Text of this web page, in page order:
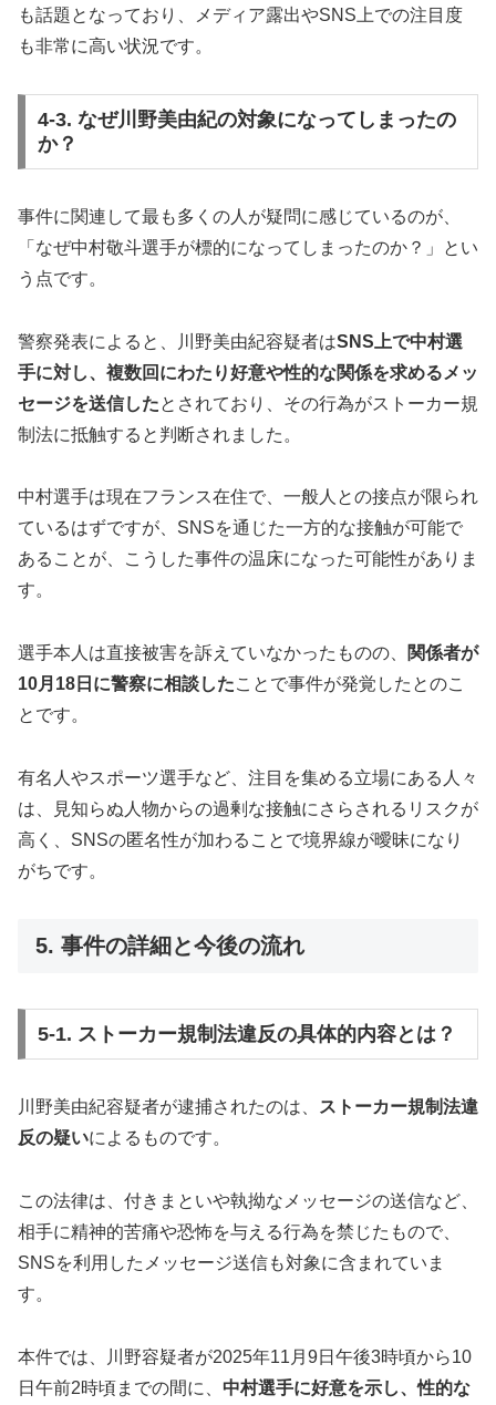
も話題となっており、メディア露出やSNS上での注目度
も非常に高い状況です。
4-3. なぜ川野美由紀の対象になってしまったの
か？
事件に関連して最も多くの人が疑問に感じているのが、
「なぜ中村敬斗選手が標的になってしまったのか？」とい
う点です。
警察発表によると、川野美由紀容疑者はSNS上で中村選
手に対し、複数回にわたり好意や性的な関係を求めるメッ
セージを送信したとされており、その行為がストーカー規
制法に抵触すると判断されました。
中村選手は現在フランス在住で、一般人との接点が限られ
ているはずですが、SNSを通じた一方的な接触が可能で
あることが、こうした事件の温床になった可能性がありま
す。
選手本人は直接被害を訴えていなかったものの、
関係者が
10月18日に警察に相談したことで事件が発覚したとのこ
とです。
有名人やスポーツ選手など、注目を集める立場にある人々
は、見知らぬ人物からの過剰な接触にさらされるリスクが
高く、SNSの匿名性が加わることで境界線が曖昧になり
がちです。
5. 事件の詳細と今後の流れ
5-1. ストーカー規制法違反の具体的内容とは？
川野美由紀容疑者が逮捕されたのは、
ストーカー規制法違
反の疑いによるものです。
この法律は、付きまといや執拗なメッセージの送信など、
相手に精神的苦痛や恐怖を与える行為を禁じたもので、
SNSを利用したメッセージ送信も対象に含まれていま
す。
本件では、川野容疑者が2025年11月9日午後3時頃から10
日午前2時頃までの間に、 中村選手に好意を示し、性的な